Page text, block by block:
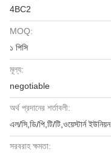
4BC2
MOQ:
১ পিসি
মূল্য:
negotiable
অর্থ প্রদানের শর্তাবলী:
এল/সি,ডি/পি,টি/টি,ওয়েস্টার্ন ইউনিয়ন
সরবরাহ ক্ষমতা: